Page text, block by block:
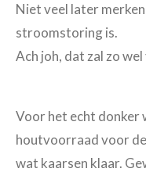
Niet veel later
stroomstoring is.
Ach joh, dat zal zo
Voor het echt donker
houtvoorraad voor
wat kaarsen klaar.